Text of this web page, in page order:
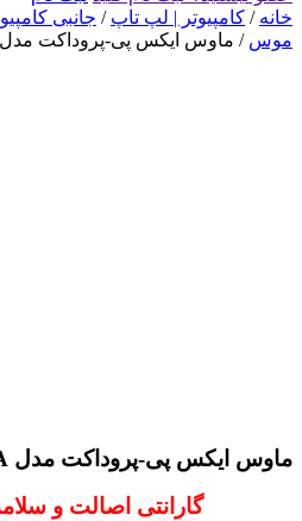
خانه / کامپیوتر | لپ تاپ / جانبی
موس / ماوس ایکس پی-پروداکت مدل XP-200A
ماوس ایکس پی-پروداکت مدل XP-200A
گارانتی اصالت و